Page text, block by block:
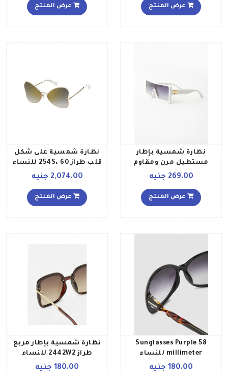
عرض المنتج عرض المنتج
نظارة شمسية بإطار
مستطيل مرن ومقاوم
للتآكل طراز 5675L1 للنساء
269.00 جنيه
عرض المنتج
نظارة شمسية على شكل
قلب طراز 254S، 60 للنساء
2,074.00 جنيه
عرض المنتج
Sunglasses Purple 58
millimeter للنساء
180.00 جنيه
نظارة شمسية بإطار مربع
طراز 2442W2 للنساء
180.00 جنيه